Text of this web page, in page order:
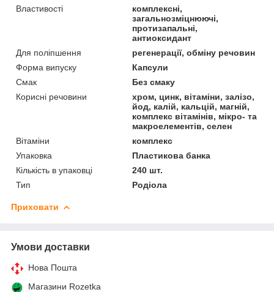
Властивості
комплексні,
загальнозміцнюючі,
протизапальні,
антиоксидант
Для поліпшення
регенерації, обміну речовин
Форма випуску
Капсули
Смак
Без смаку
Корисні речовини
хром, цинк, вітаміни, залізо,
йод, калій, кальцій, магній,
комплекс вітамінів, мікро- та
макроелементів, селен
Вітаміни
комплекс
Упаковка
Пластикова банка
Кількість в упаковці
240 шт.
Тип
Родіола
Приховати
Умови доставки
Нова Пошта
Магазини Rozetka